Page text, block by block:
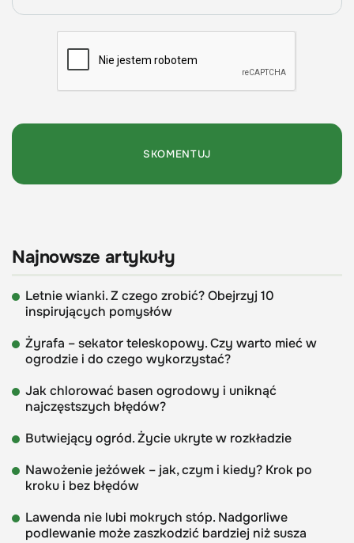
Najnowsze artykuły
Letnie wianki. Z czego zrobić? Obejrzyj 10
inspirujących pomysłów
Żyrafa – sekator teleskopowy. Czy warto mieć w
ogrodzie i do czego wykorzystać?
Jak chlorować basen ogrodowy i uniknąć
najczęstszych błędów?
Butwiejący ogród. Życie ukryte w rozkładzie
Nawożenie jeżówek – jak, czym i kiedy? Krok po
kroku i bez błędów
Lawenda nie lubi mokrych stóp. Nadgorliwe
podlewanie może zaszkodzić bardziej niż susza